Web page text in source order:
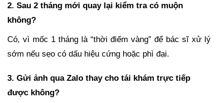
2. Sau 2 tháng mới quay lại kiểm tra có muộn
không?
Có, vì mốc 1 tháng là “thời điểm vàng” để bác sĩ xử lý
sớm nếu sẹo có dấu hiệu cứng hoặc phì đại.
3. Gửi ảnh qua Zalo thay cho tái khám trực tiếp
được không?